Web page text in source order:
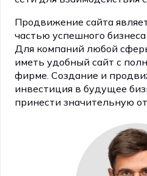
Продвижение сайта
частью успешного
Для компаний любой
иметь удобный сайт с
фирме. Создание и
инвестиция в будущее
принести значительную